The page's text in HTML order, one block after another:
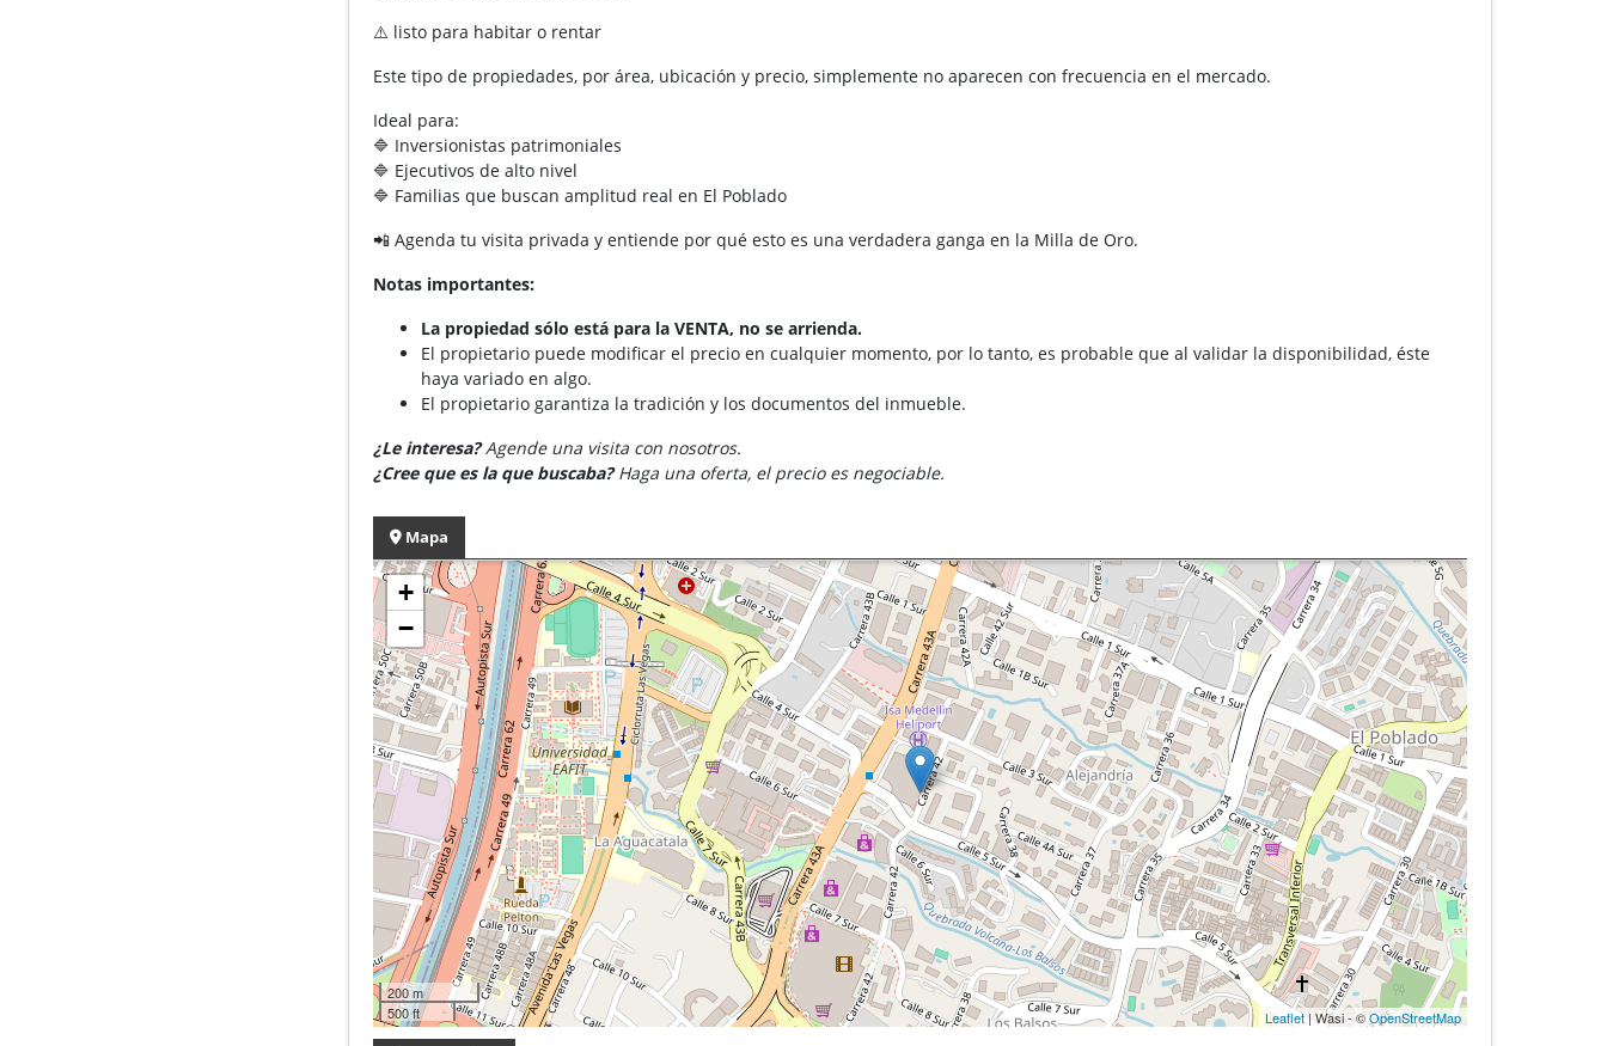
⚠️ listo para habitar o rentar
Este tipo de propiedades, por área, ubicación y precio, simplemente no aparecen con frecuencia en el mercado.
Ideal para:
🔷 Inversionistas patrimoniales
🔷 Ejecutivos de alto nivel
🔷 Familias que buscan amplitud real en El Poblado
📲 Agenda tu visita privada y entiende por qué esto es una verdadera ganga en la Milla de Oro.
Notas importantes:
La propiedad sólo está para la VENTA, no se arrienda.
El propietario puede modificar el precio en cualquier momento, por lo tanto, es probable que al validar la disponibilidad, éste
haya variado en algo.
El propietario garantiza la tradición y los documentos del inmueble.
¿Le interesa?Agende una visita con nosotros.
¿Cree que es la que buscaba?Haga una oferta, el precio es negociable.
Mapa
+
−
200 m
500 ft
Leaflet| Wasi - ©OpenStreetMap